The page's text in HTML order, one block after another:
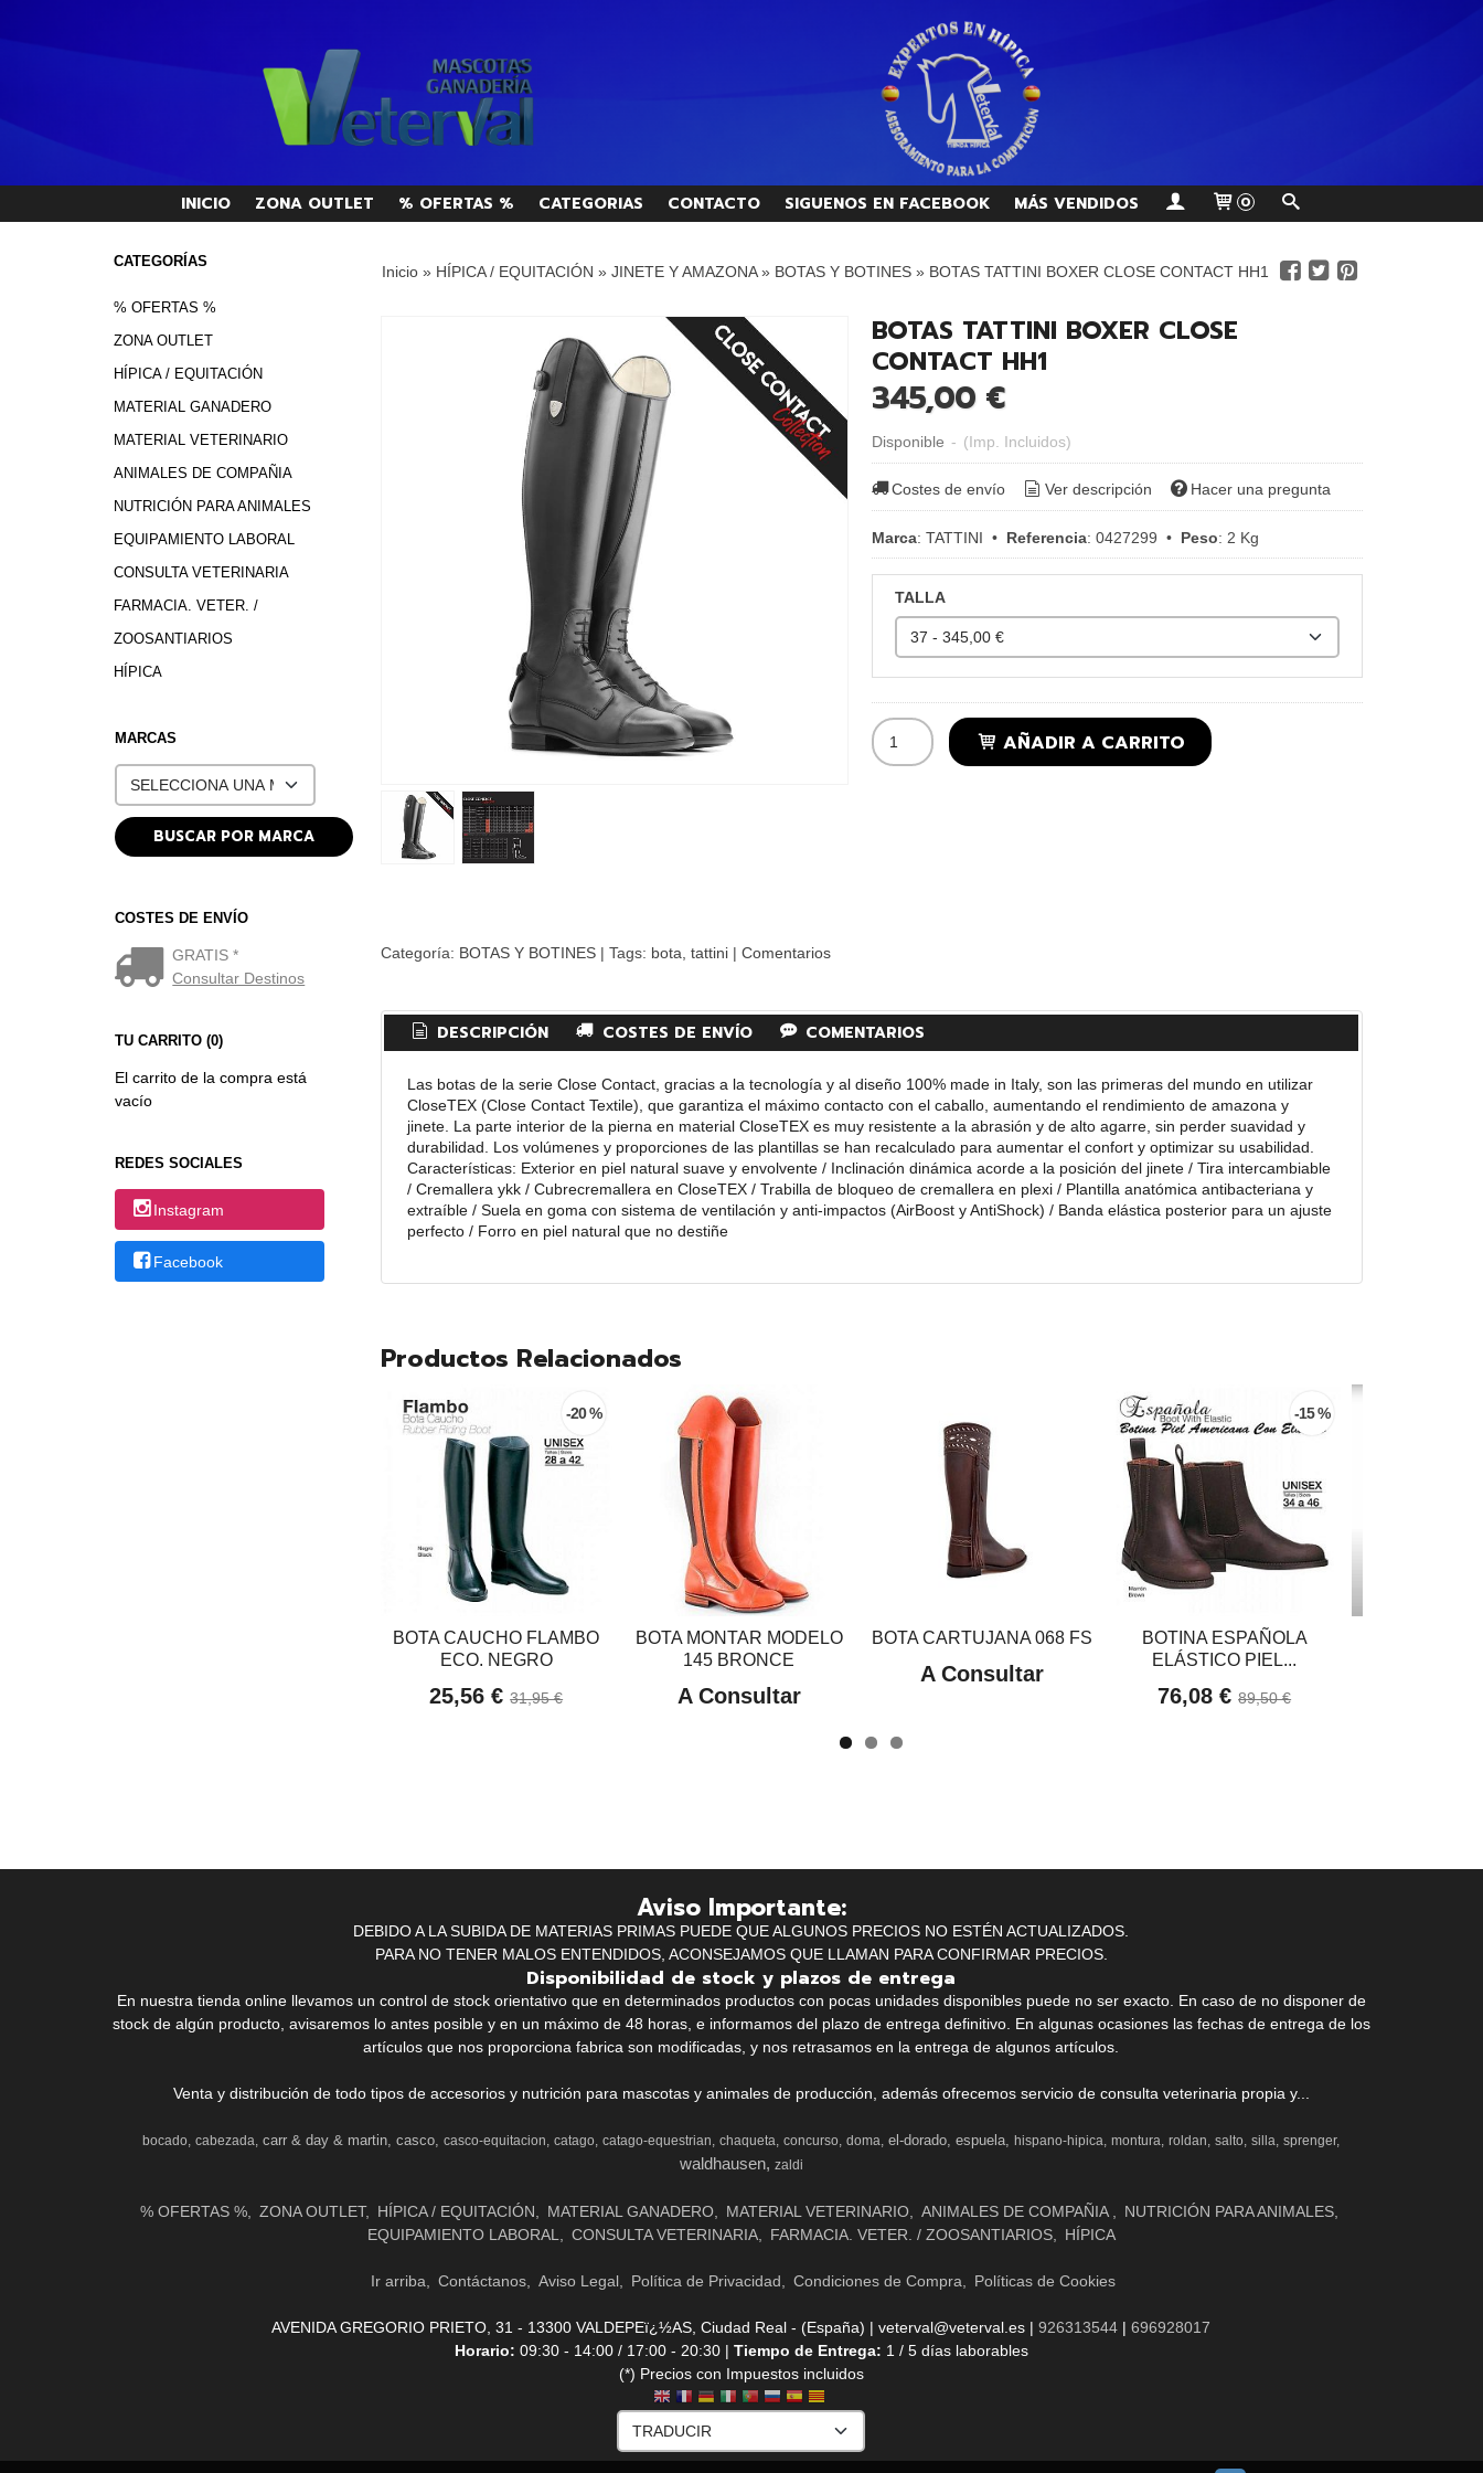
INICIO ZONA OUTLET % OFERTAS % CATEGORIAS CONTACTO SIGUENOS EN FACEBOOK MÁS VENDIDOS 0
CATEGORÍAS
% OFERTAS %
ZONA OUTLET
HÍPICA / EQUITACIÓN
MATERIAL GANADERO
MATERIAL VETERINARIO
ANIMALES DE COMPAÑIA
NUTRICIÓN PARA ANIMALES
EQUIPAMIENTO LABORAL
CONSULTA VETERINARIA
FARMACIA. VETER. /
ZOOSANTIARIOS
HÍPICA
MARCAS
COSTES DE ENVÍO
GRATIS *
Consultar Destinos
TU CARRITO (0)
El carrito de la compra está
vacío
REDES SOCIALES
Instagram
Facebook
Inicio» HÍPICA / EQUITACIÓN » JINETE Y AMAZONA» BOTAS Y BOTINES» BOTAS TATTINI BOXER CLOSE CONTACT HH1
BOTAS TATTINI BOXER CLOSE
CONTACT HH1
345,00 €
Disponible - (Imp. Incluidos)
Costes de envío Ver descripción Hacer una pregunta
Marca: TATTINI • Referencia: 0427299 • Peso: 2 Kg
TALLA
AÑADIR A CARRITO
Categoría: BOTAS Y BOTINES| Tags: bota tattini | Comentarios
DESCRIPCIÓN COSTES DE ENVÍO COMENTARIOS
Las botas de la serie Close Contact, gracias a la tecnología y al diseño 100% made in Italy, son las primeras del mundo en utilizar
CloseTEX (Close Contact Textile), que garantiza el máximo contacto con el caballo, aumentando el rendimiento de amazona y
jinete. La parte interior de la pierna en material CloseTEX es muy resistente a la abrasión y de alto agarre, sin perder suavidad y
durabilidad. Los volúmenes y proporciones de las plantillas se han recalculado para aumentar el confort y optimizar su usabilidad.
Características: Exterior en piel natural suave y envolvente / Inclinación dinámica acorde a la posición del jinete / Tira intercambiable
/ Cremallera ykk / Cubrecremallera en CloseTEX / Trabilla de bloqueo de cremallera en plexi / Plantilla anatómica antibacteriana y
extraíble / Suela en goma con sistema de ventilación y anti-impactos (AirBoost y AntiShock) / Banda elástica posterior para un ajuste
perfecto / Forro en piel natural que no destiñe
Productos Relacionados
-20 %
BOTA CAUCHO FLAMBO
ECO. NEGRO
25,56 €31,95 €
BOTA MONTAR MODELO
145 BRONCE
A Consultar
BOTA CARTUJANA 068 FS
A Consultar
-15 %
BOTINA ESPAÑOLA
ELÁSTICO PIEL...
76,08 €89,50 €
Aviso Importante:
DEBIDO A LA SUBIDA DE MATERIAS PRIMAS PUEDE QUE ALGUNOS PRECIOS NO ESTÉN ACTUALIZADOS.
PARA NO TENER MALOS ENTENDIDOS, ACONSEJAMOS QUE LLAMAN PARA CONFIRMAR PRECIOS.
Disponibilidad de stock y plazos de entrega
En nuestra tienda online llevamos un control de stock orientativo que en determinados productos con pocas unidades disponibles puede no ser exacto. En caso de no disponer de
stock de algún producto, avisaremos lo antes posible y en un máximo de 48 horas, e informamos del plazo de entrega definitivo. En algunas ocasiones las fechas de entrega de los
artículos que nos proporciona fabrica son modificadas, y nos retrasamos en la entrega de algunos artículos.
Venta y distribución de todo tipos de accesorios y nutrición para mascotas y animales de producción, además ofrecemos servicio de consulta veterinaria propia y...
bocado cabezada carr & day & martin casco casco-equitacion catago catago-equestrian chaqueta concurso doma el-dorado espuela hispano-hipica montura roldan salto silla sprenger
waldhausen zaldi
% OFERTAS % ZONA OUTLET HÍPICA / EQUITACIÓN MATERIAL GANADERO MATERIAL VETERINARIO ANIMALES DE COMPAÑIA
NUTRICIÓN PARA ANIMALES
EQUIPAMIENTO LABORAL
CONSULTA VETERINARIA FARMACIA. VETER. / ZOOSANTIARIOS HÍPICA
Ir arriba Contáctanos Aviso Legal Política de Privacidad Condiciones de Compra Políticas de Cookies
AVENIDA GREGORIO PRIETO, 31 - 13300 VALDEPEï¿½AS, Ciudad Real - (España) | veterval@veterval.es |926313544 |696928017
Horario: 09:30 - 14:00 / 17:00 - 20:30 | Tiempo de Entrega: 1 / 5 días laborables
(*) Precios con Impuestos incluidos